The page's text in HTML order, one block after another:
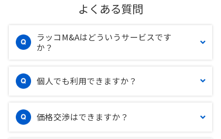
よくある質問
ラッコM&Aはどういうサービスです
か？
個人でも利用できますか？
価格交渉はできますか？